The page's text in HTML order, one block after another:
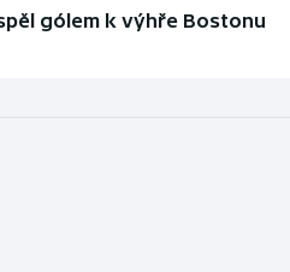
gólem k výhře Bostonu